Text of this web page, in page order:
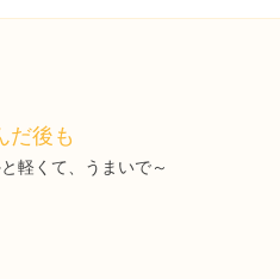
だ後も
軽くて、うまいで～